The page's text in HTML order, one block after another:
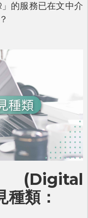
的服務已在文中介
類：